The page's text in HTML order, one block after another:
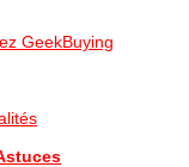
GeekBuying